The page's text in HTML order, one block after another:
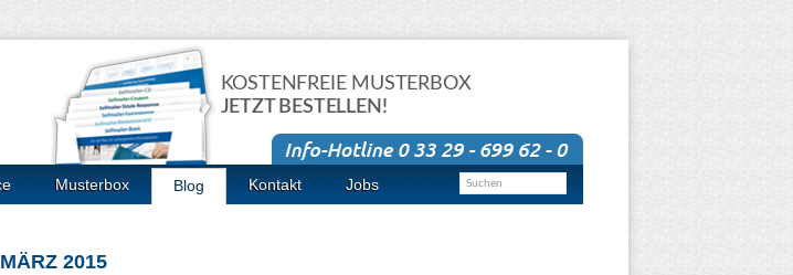
KOSTENFREIE MUSTERBOX
JETZT BESTELLEN!
Musterbox Blog Kontakt Jobs
2015